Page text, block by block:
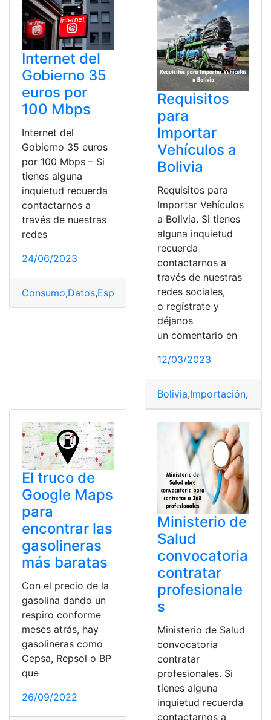
Internet del
Gobierno 35
euros por
100 Mbps
Internet del
Gobierno 35 euros
por 100 Mbps – Si
tienes alguna
inquietud recuerda
contactarnos a
través de nuestras
redes
24/06/2023
Consumo,Datos,España Internet,Rurales,Zonas
Requisitos
para
Importar
Vehículos a
Bolivia
Requisitos para
Importar Vehículos
a Bolivia. Si tienes
alguna inquietud
recuerda
contactarnos a
través de nuestras
redes sociales,
o regístrate y
déjanos
un comentario en
12/03/2023
Bolivia,Importación,
El truco de
Google Maps
para
encontrar las
gasolineras
más baratas
Con el precio de la
gasolina dando un
respiro conforme
meses atrás, hay
gasolineras como
Cepsa, Repsol o BP
que
26/09/2022
Ministerio de
Salud
convocatoria
contratar
profesionale
s
Ministerio de Salud
convocatoria
contratar
profesionales. Si
tienes alguna
inquietud recuerda
contactarnos a